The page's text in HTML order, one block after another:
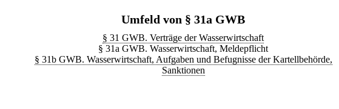
Umfeld von § 31a GWB
§ 31 GWB. Verträge der Wasserwirtschaft
§ 31a GWB. Wasserwirtschaft, Meldepflicht
§ 31b GWB. Wasserwirtschaft, Aufgaben und Befugnisse der Kartellbehörde,
Sanktionen